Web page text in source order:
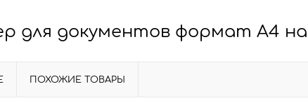
для документов формат А4
ПОХОЖИЕ ТОВАРЫ